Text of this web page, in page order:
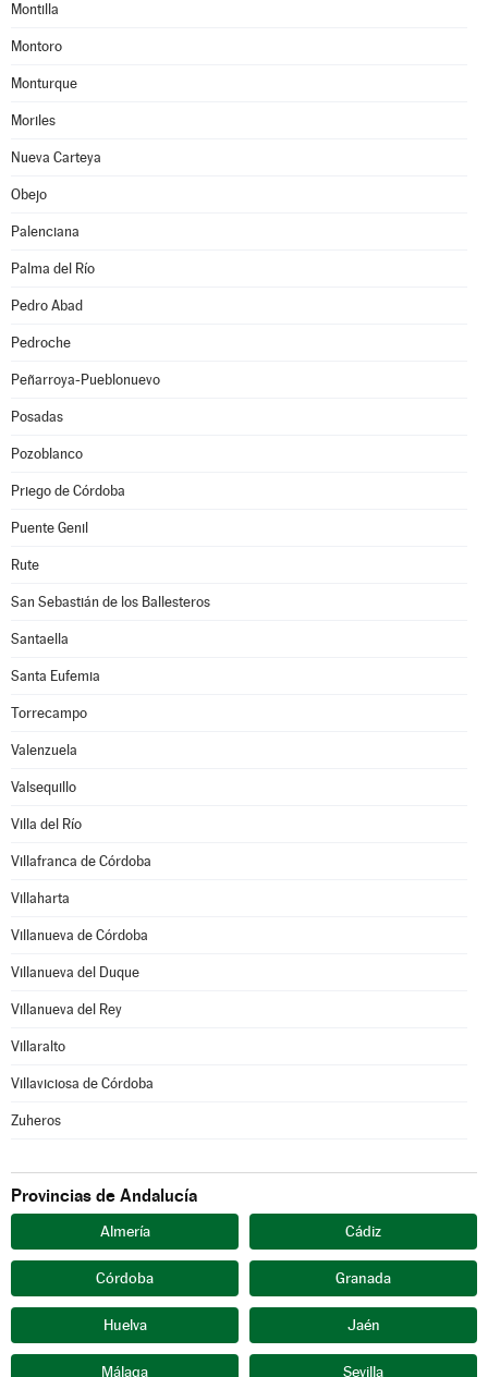
Montilla
Montoro
Monturque
Moriles
Nueva Carteya
Obejo
Palenciana
Palma del Río
Pedro Abad
Pedroche
Peñarroya-Pueblonuevo
Posadas
Pozoblanco
Priego de Córdoba
Puente Genil
Rute
San Sebastián de los Ballesteros
Santaella
Santa Eufemia
Torrecampo
Valenzuela
Valsequillo
Villa del Río
Villafranca de Córdoba
Villaharta
Villanueva de Córdoba
Villanueva del Duque
Villanueva del Rey
Villaralto
Villaviciosa de Córdoba
Zuheros
Provincias de Andalucía
Almería Cádiz
Córdoba Granada
Huelva Jaén
Málaga Sevilla